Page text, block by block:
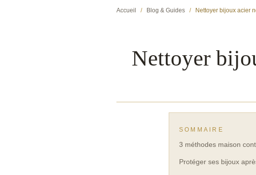
Accueil / Blog & Guides / Nettoyer bijoux acier
Nettoyer
SOMMAIRE
3 méthodes maison
Protéger ses bijoux